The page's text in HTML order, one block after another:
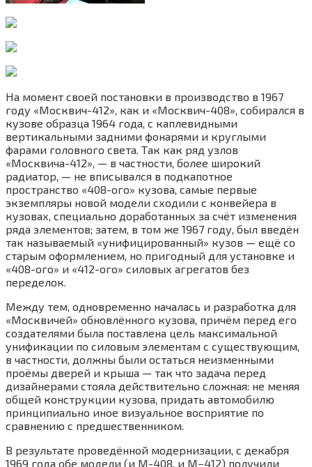
На момент своей постановки в производство в 1967
году «Москвич-412», как и «Москвич-408», собирался в
кузове образца 1964 года, с каплевидными
вертикальными задними фонарями и круглыми
фарами головного света. Так как ряд узлов
«Москвича-412», — в частности, более широкий
радиатор, — не вписывался в подкапотное
пространство «408-ого» кузова, самые первые
экземпляры новой модели сходили с конвейера в
кузовах, специально доработанных за счёт изменения
ряда элементов; затем, в том же 1967 году, был введён
так называемый «унифицированный» кузов — ещё со
старым оформлением, но пригодный для установке и
«408-ого» и «412-ого» силовых агрегатов без
переделок.
Между тем, одновременно началась и разработка для
«Москвичей» обновлённого кузова, причём перед его
создателями была поставлена цель максимальной
унификации по силовым элементам с существующим,
в частности, должны были остаться неизменными
проёмы дверей и крыша — так что задача перед
дизайнерами стояла действительно сложная: не меняя
общей конструкции кузова, придать автомобилю
принципиально иное визуальное восприятие по
сравнению с предшественником.
В результате проведённой модернизации, с декабря
1969 года обе модели (и М-408, и М−412) получили